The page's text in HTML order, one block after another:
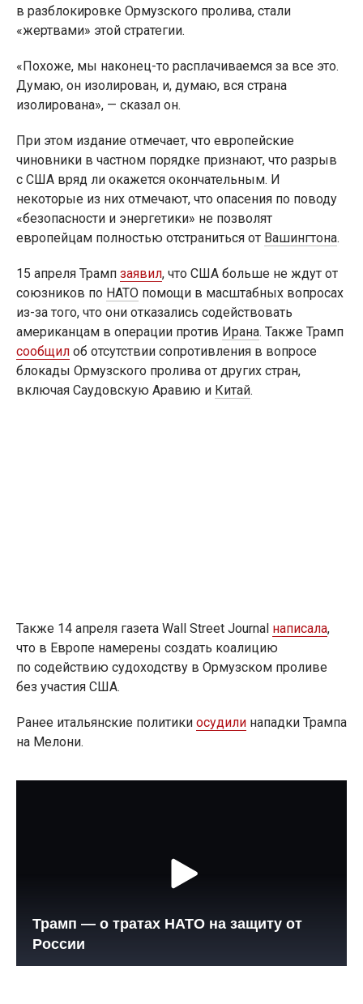
в разблокировке Ормузского пролива, стали
«жертвами» этой стратегии.
«Похоже, мы наконец-то расплачиваемся за все это.
Думаю, он изолирован, и, думаю, вся страна
изолирована», — сказал он.
При этом издание отмечает, что европейские
чиновники в частном порядке признают, что разрыв
с США вряд ли окажется окончательным. И
некоторые из них отмечают, что опасения по поводу
«безопасности и энергетики» не позволят
европейцам полностью отстраниться от Вашингтона.
15 апреля Трамп заявил, что США больше не ждут от
союзников по НАТО помощи в масштабных вопросах
из-за того, что они отказались содействовать
американцам в операции против Ирана. Также Трамп
сообщил об отсутствии сопротивления в вопросе
блокады Ормузского пролива от других стран,
включая Саудовскую Аравию и Китай.
Также 14 апреля газета Wall Street Journal написала,
что в Европе намерены создать коалицию
по содействию судоходству в Ормузском проливе
без участия США.
Ранее итальянские политики осудили нападки Трампа
на Мелони.